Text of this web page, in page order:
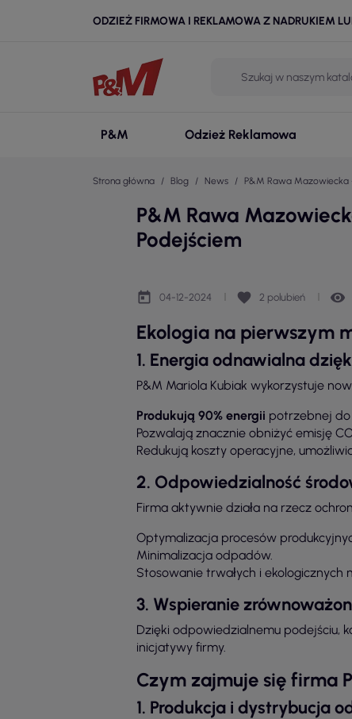
ODZIEŻ FIRMOWA I REKLAMOWA Z NADRUKIEM
P&M Odzież Reklamowa
Strona główna Blog News P&M Rawa Mazowiecka
P&M Rawa
Podejściem
today 04-12-2024 favorite 2 polubień remove_red_eye
Ekologia na pierwszym
1. Energia odnawialna
P&M Mariola Kubiak wykorzystuje
Produkują 90% energii potrzebnej do
Pozwalają znacznie obniżyć emisję
Redukują koszty operacyjne,
2. Odpowiedzialność
Firma aktywnie działa na rzecz
Optymalizacja procesów
Minimalizacja odpadów.
Stosowanie trwałych i ekologicznych
3. Wspieranie
Dzięki odpowiedzialnemu podejściu,
inicjatywy firmy.
Czym zajmuje się firma
1. Produkcja i dystrybucja